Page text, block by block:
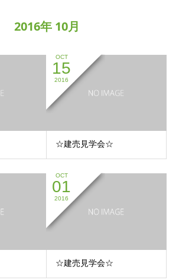
2016年 10月
OCT
15
2016
☆建売見学会☆
OCT
01
2016
☆建売見学会☆